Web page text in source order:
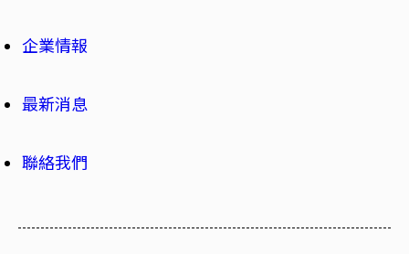
企業情報
最新消息
聯絡我們